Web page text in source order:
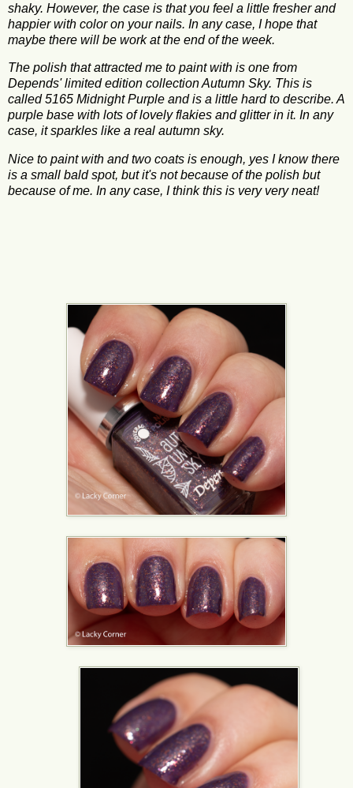
shaky. However, the case is that you feel a little fresher and
happier with color on your nails. In any case, I hope that
maybe there will be work at the end of the week.
The polish that attracted me to paint with is one from
Depends' limited edition collection Autumn Sky. This is
called 5165 Midnight Purple and is a little hard to describe. A
purple base with lots of lovely flakies and glitter in it. In any
case, it sparkles like a real autumn sky.
Nice to paint with and two coats is enough, yes I know there
is a small bald spot, but it's not because of the polish but
because of me. In any case, I think this is very very neat!